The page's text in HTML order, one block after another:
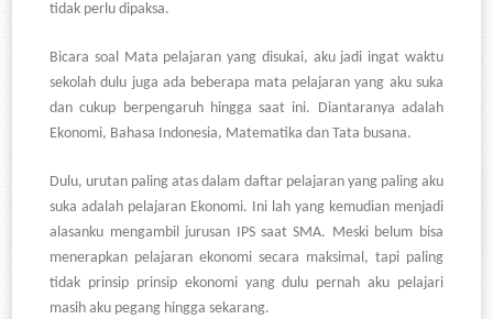
tidak perlu dipaksa.
Bicara soal Mata pelajaran yang disukai, aku jadi ingat waktu
sekolah dulu juga ada beberapa mata pelajaran yang aku suka
dan cukup berpengaruh hingga saat ini. Diantaranya adalah
Ekonomi, Bahasa Indonesia, Matematika dan Tata busana.
Dulu, urutan paling atas dalam daftar pelajaran yang paling aku
suka adalah pelajaran Ekonomi. Ini lah yang kemudian menjadi
alasanku mengambil jurusan IPS saat SMA. Meski belum bisa
menerapkan pelajaran ekonomi secara maksimal, tapi paling
tidak prinsip prinsip ekonomi yang dulu pernah aku pelajari
masih aku pegang hingga sekarang.